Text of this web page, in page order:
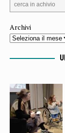
Archivi